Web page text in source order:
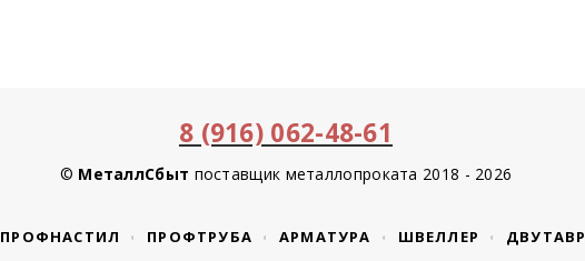
8 (916) 062-48-61
© МеталлСбыт поставщик металлопроката 2018 - 2026
ПРОФНАСТИЛ ПРОФТРУБА АРМАТУРА ШВЕЛЛЕР ДВУТАВР